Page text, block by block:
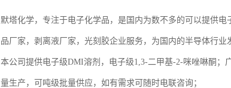
默塔化学，专注于电子化学品，是国内为数不多的可以提供
品厂家，剥离液厂家，光刻胶企业服务，为国内的半导体行业
本公司提供电子级DMI溶剂，电子级1,3-二甲基-2-咪唑啉酮
量生产，可吨级批量供应，如有需求可随时电联咨询；